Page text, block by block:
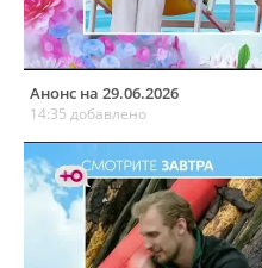
Анонс на 29.06.2026
14:35 добавлено